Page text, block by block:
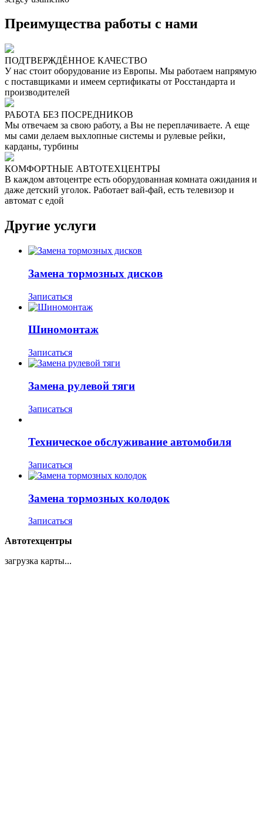
Преимущества работы с нами
ПОДТВЕРЖДЁННОЕ КАЧЕСТВО
У нас стоит оборудование из Европы. Мы работаем напрямую
с поставщиками и имеем сертификаты от Росстандарта и
производителей
РАБОТА БЕЗ ПОСРЕДНИКОВ
Мы отвечаем за свою работу, а Вы не переплачиваете. А еще
мы сами делаем выхлопные системы и рулевые рейки,
карданы, турбины
КОМФОРТНЫЕ АВТОТЕХЦЕНТРЫ
В каждом автоцентре есть оборудованная комната ожидания и
даже детский уголок. Работает вай-фай, есть телевизор и
автомат с едой
Другие услуги
Замена тормозных дисков
Записаться
Шиномонтаж
Записаться
Замена рулевой тяги
Записаться
Техническое обслуживание автомобиля
Записаться
Замена тормозных колодок
Записаться
Автотехцентры
загрузка карты...